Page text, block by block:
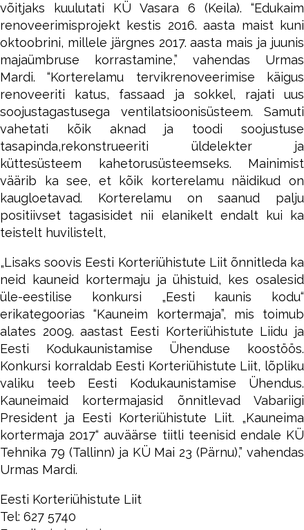
võitjaks kuulutati KÜ Vasara 6 (Keila). “Edukaim
renoveerimisprojekt kestis 2016. aasta maist kuni
oktoobrini, millele järgnes 2017. aasta mais ja juunis
majaümbruse korrastamine,” vahendas Urmas
Mardi. “Korterelamu tervikrenoveerimise käigus
renoveeriti katus, fassaad ja sokkel, rajati uus
soojustagastusega ventilatsioonisüsteem. Samuti
vahetati kõik aknad ja toodi soojustuse
tasapinda,rekonstrueeriti üldelekter ja
küttesüsteem kahetorusüsteemseks. Mainimist
väärib ka see, et kõik korterelamu näidikud on
kaugloetavad. Korterelamu on saanud palju
positiivset tagasisidet nii elanikelt endalt kui ka
teistelt huvilistelt,
„Lisaks soovis Eesti Korteriühistute Liit õnnitleda ka
neid kauneid kortermaju ja ühistuid, kes osalesid
üle-eestilise konkursi „Eesti kaunis kodu“
erikategoorias “Kauneim kortermaja”, mis toimub
alates 2009. aastast Eesti Korteriühistute Liidu ja
Eesti Kodukaunistamise Ühenduse koostöös.
Konkursi korraldab Eesti Korteriühistute Liit, lõpliku
valiku teeb Eesti Kodukaunistamise Ühendus.
Kauneimaid kortermajasid õnnitlevad Vabariigi
President ja Eesti Korteriühistute Liit. „Kauneima
kortermaja 2017“ auväärse tiitli teenisid endale KÜ
Tehnika 79 (Tallinn) ja KÜ Mai 23 (Pärnu),” vahendas
Urmas Mardi.
Eesti Korteriühistute Liit
Tel: 627 5740